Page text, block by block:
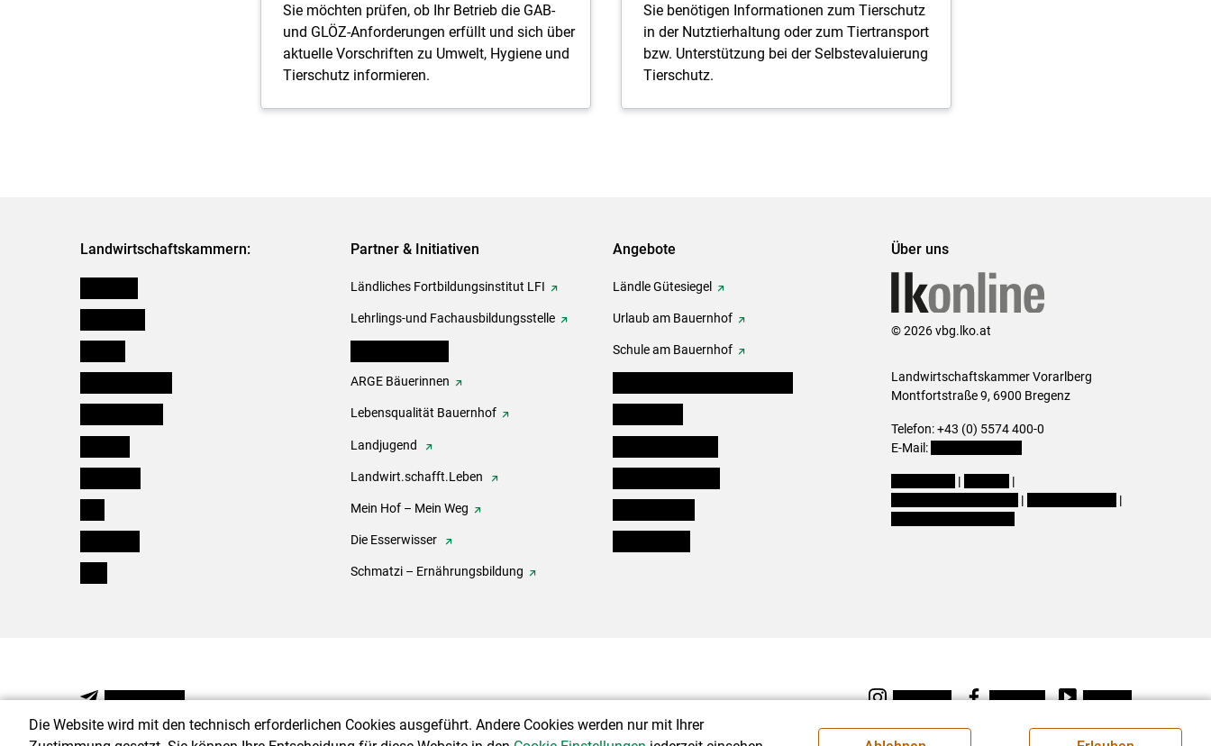
Sie möchten prüfen, ob Ihr Betrieb die GAB-
und GLÖZ-Anforderungen erfüllt und sich über
aktuelle Vorschriften zu Umwelt, Hygiene und
Tierschutz informieren.
Sie benötigen Informationen zum Tierschutz
in der Nutztierhaltung oder zum Tiertransport
bzw. Unterstützung bei der Selbstevaluierung
Tierschutz.
Landwirtschaftskammern: Partner & Initiativen
Ländliches Fortbildungsinstitut LFI
Lehrlings-und Fachausbildungsstelle
ARGE Bäuerinnen
Lebensqualität Bauernhof
Landjugend
Landwirt.schafft.Leben
Mein Hof – Mein Weg
Die Esserwisser
Schmatzi – Ernährungsbildung
Angebote
Ländle Gütesiegel
Urlaub am Bauernhof
Schule am Bauernhof
Über uns
© 2026 vbg.lko.at
Landwirtschaftskammer Vorarlberg
Montfortstraße 9, 6900 Bregenz
Telefon: +43 (0) 5574 400-0
E-Mail:
|
|
|
|
NEWSLETTER Instagram Facebook Youtube
Die Website wird mit den technisch erforderlichen Cookies ausgeführt. Andere Cookies werden nur mit Ihrer